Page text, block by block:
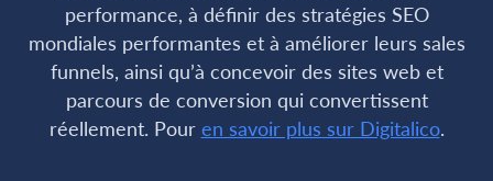
performance, à définir des stratégies SEO
mondiales performantes et à améliorer leurs sales
funnels, ainsi qu’à concevoir des sites web et
parcours de conversion qui convertissent
réellement. Pour en savoir plus sur Digitalico.